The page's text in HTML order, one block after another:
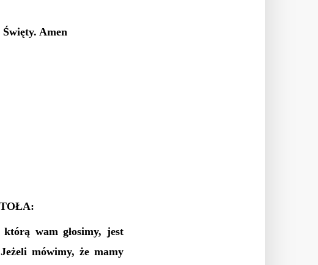
Święty. Amen
wam głosimy, jest
mówimy, że mamy